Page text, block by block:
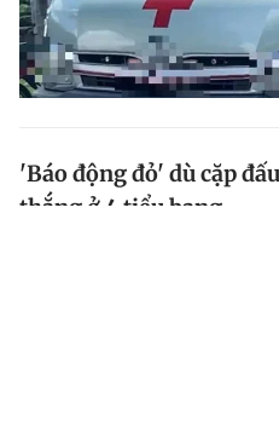
'Báo động đỏ' dù cặp
thắng ở 4 tiểu bang